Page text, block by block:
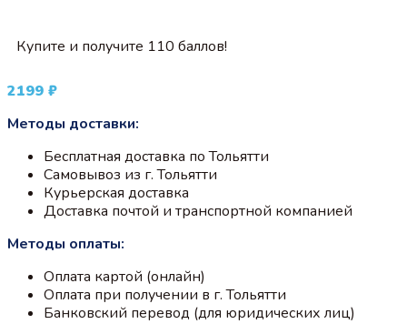
Купите и получите 110 баллов!
2199 ₽
Методы доставки:
Бесплатная доставка по Тольятти
Самовывоз из г. Тольятти
Курьерская доставка
Доставка почтой и транспортной компанией
Методы оплаты:
Оплата картой (онлайн)
Оплата при получении в г. Тольятти
Банковский перевод (для юридических лиц)